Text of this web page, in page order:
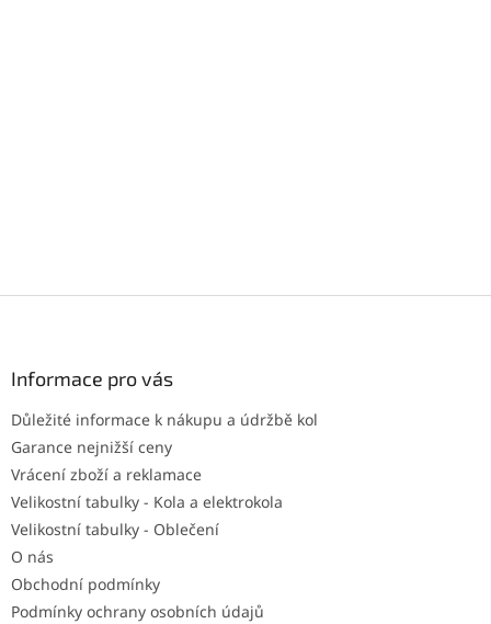
Informace pro vás
Důležité informace k nákupu a údržbě kol
Garance nejnižší ceny
Vrácení zboží a reklamace
Velikostní tabulky - Kola a elektrokola
Velikostní tabulky - Oblečení
O nás
Obchodní podmínky
Podmínky ochrany osobních údajů